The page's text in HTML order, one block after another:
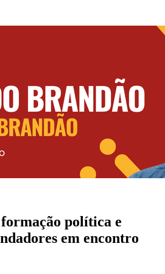
política e
em encontro